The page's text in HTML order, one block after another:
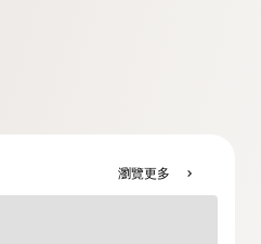
瀏覽更多 chevron_right